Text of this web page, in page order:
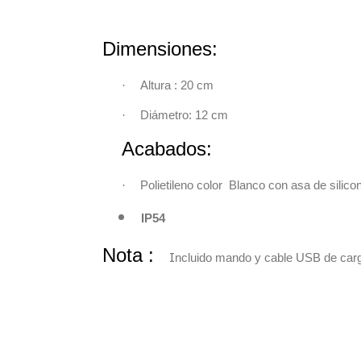
Dimensiones:
· Altura : 20 cm
· Diámetro: 12 cm
Acabados:
· Polietileno color Blanco con asa de
IP54
Nota : Incluido mando y cable USB de